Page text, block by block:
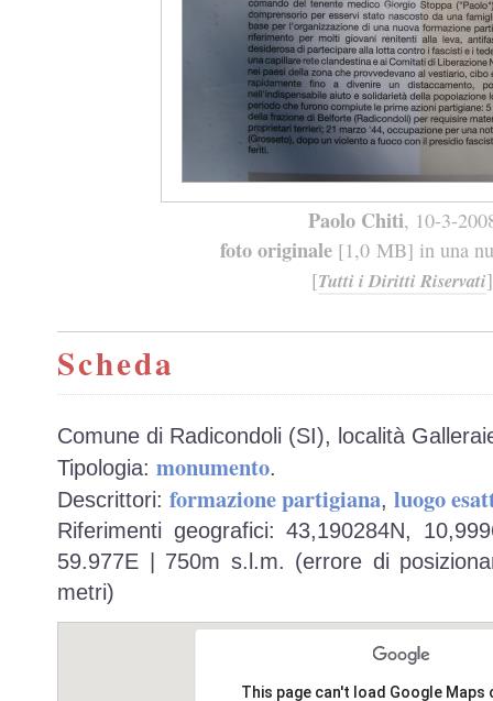
Paolo Chiti, 10-3-
foto originale[1,0 MB] in una
[Tutti i Diritti Riservati]
Scheda
Comune di Radicondoli (SI), località
Tipologia: monumento.
Descrittori: formazione partigiana, luogo
Riferimenti geografici: 43,190284N,
59.977E | 750m s.l.m. (errore di
metri)
This page can't load Google